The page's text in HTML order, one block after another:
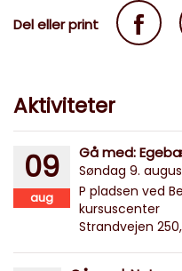
Del eller print
Aktiviteter
09
aug
Gå med:
Søndag 9.
P pladsen ved
kursuscenter
Strandvejen